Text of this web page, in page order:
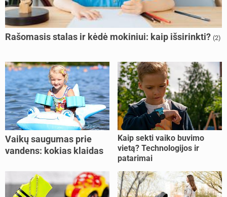
Rašomasis stalas ir kėdė mokiniui: kaip išsirinkti? (2)
Vaikų saugumas prie
vandens: kokias klaidas
Kaip sekti vaiko buvimo
vietą? Technologijos ir
patarimai